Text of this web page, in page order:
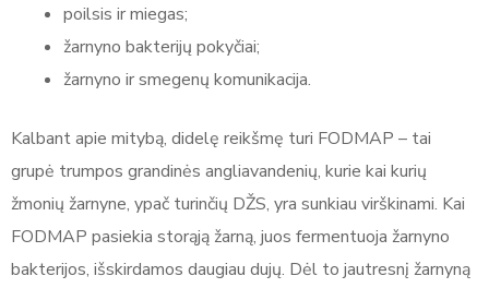
poilsis ir miegas;
žarnyno bakterijų pokyčiai;
žarnyno ir smegenų komunikacija.
Kalbant apie mitybą, didelę reikšmę turi FODMAP – tai
grupė trumpos grandinės angliavandenių, kurie kai kurių
žmonių žarnyne, ypač turinčių DŽS, yra sunkiau virškinami. Kai
FODMAP pasiekia storąją žarną, juos fermentuoja žarnyno
bakterijos, išskirdamos daugiau dujų. Dėl to jautresnį žarnyną